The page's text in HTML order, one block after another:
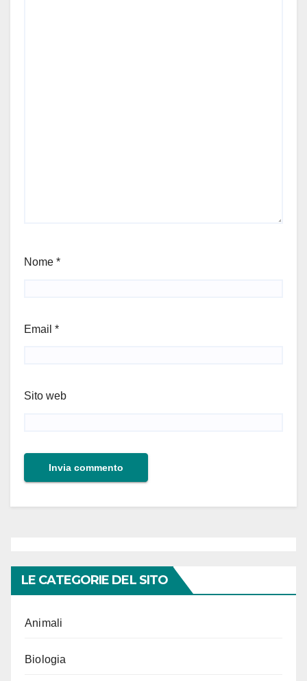
Nome *
Email *
Sito web
LE CATEGORIE DEL SITO
Animali
Biologia